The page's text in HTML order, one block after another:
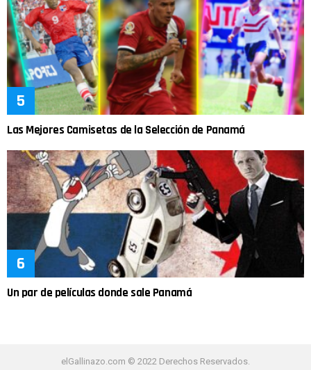
Las Mejores Camisetas de la Selección de Panamá
Un par de películas donde sale Panamá
elGallinazo.com © 2022 Derechos Reservados.